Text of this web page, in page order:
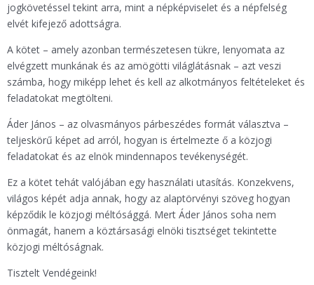
jogkövetéssel tekint arra, mint a népképviselet és a népfelség
elvét kifejező adottságra.
A kötet – amely azonban természetesen tükre, lenyomata az
elvégzett munkának és az amögötti világlátásnak – azt veszi
számba, hogy miképp lehet és kell az alkotmányos feltételeket és
feladatokat megtölteni.
Áder János – az olvasmányos párbeszédes formát választva –
teljeskörű képet ad arról, hogyan is értelmezte ő a közjogi
feladatokat és az elnök mindennapos tevékenységét.
Ez a kötet tehát valójában egy használati utasítás. Konzekvens,
világos képét adja annak, hogy az alaptörvényi szöveg hogyan
képződik le közjogi méltósággá. Mert Áder János soha nem
önmagát, hanem a köztársasági elnöki tisztséget tekintette
közjogi méltóságnak.
Tisztelt Vendégeink!